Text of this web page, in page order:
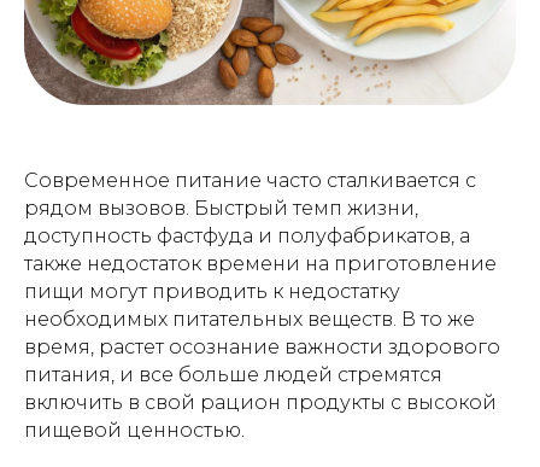
Современное питание часто сталкивается с
рядом вызовов. Быстрый темп жизни,
доступность фастфуда и полуфабрикатов, а
также недостаток времени на приготовление
пищи могут приводить к недостатку
необходимых питательных веществ. В то же
время, растет осознание важности здорового
питания, и все больше людей стремятся
включить в свой рацион продукты с высокой
пищевой ценностью.